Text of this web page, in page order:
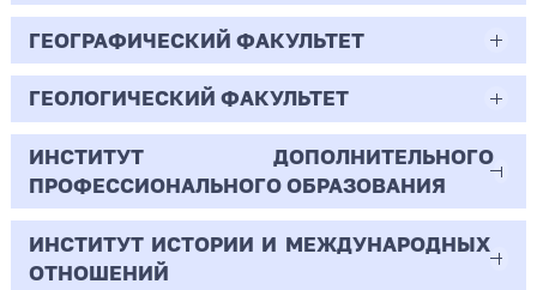
Психолого-педагогическое образование
Очная | Бакалавр
Всего бюджетных мест - 10
Бюджет/
Общие места
Профиль: Практическая
психология образования
06.03.01
Биология
Очная | Бакалавр
Всего бюджетных мест - 50
Бюджет/Общие места
ГЕОГРАФИЧЕСКИЙ ФАКУЛЬТЕТ
05.03.02
География
Очная | Бакалавр
Всего бюджетных мест - 15
ГЕОЛОГИЧЕСКИЙ ФАКУЛЬТЕТ
05.03.01
Геология
Очная | Бакалавр
ИНСТИТУТ ДОПОЛНИТЕЛЬНОГО
ПРОФЕССИОНАЛЬНОГО ОБРАЗОВАНИЯ
38.03.02
ИНСТИТУТ ИСТОРИИ И МЕЖДУНАРОДНЫХ
ОТНОШЕНИЙ